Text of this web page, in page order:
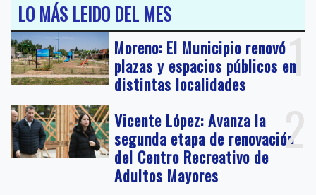
LO MÁS LEIDO DEL MES
1
Moreno: El Municipio renovó
plazas y espacios públicos en
distintas localidades
2
Vicente López: Avanza la
segunda etapa de renovación
del Centro Recreativo de
Adultos Mayores